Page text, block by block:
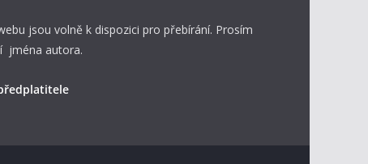
jsou volně k dispozici pro přebírání. Prosím
jména autora.